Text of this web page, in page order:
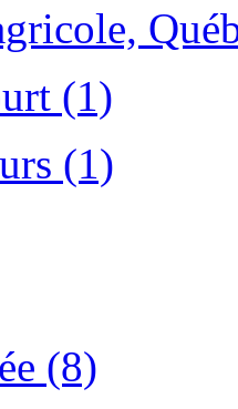
(1)
(1)
(8)